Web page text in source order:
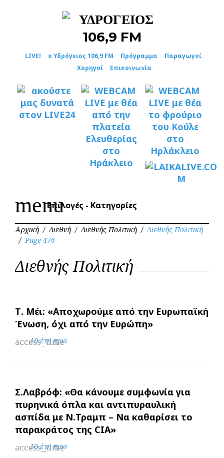
LIVE! ο Υδρόγειος 106,9 FM Πρόγραμμα
Παραγωγοί
Χορηγοί
Επικοινωνία
menuΕπιλογές - Κατηγορίες
Αρχική / Διεθνή / Διεθνής Πολιτική / Διεθνής Πολιτική
/ Page 476
Διεθνής
Πολιτική
Διεθνής Πολιτική
Τ. Μέι: «Αποχωρούμε από την Ευρωπαϊκή
Ένωση, όχι από την Ευρώπη»
access_time
10 έτη πριν
Σ.Λαβρόφ: «Θα κάνουμε συμφωνία για
πυρηνικά όπλα και αντιπυραυλική
ασπίδα με Ν.Τραμπ – Να καθαρίσει το
παρακράτος της CIA»
access_time
10 έτη πριν